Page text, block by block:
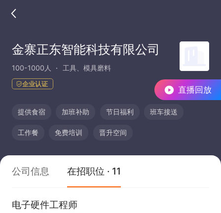
直播回放
金寨正东智能科技有限公司
100-1000人 工具、模具磨料
企业认证
提供食宿 加班补助 节日福利 班车接送
工作餐 免费培训 晋升空间
公司信息 在招职位 · 11
电子硬件工程师